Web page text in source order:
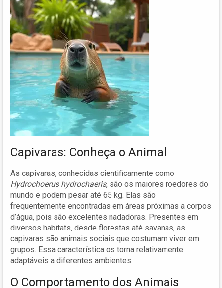
Capivaras: Conheça o Animal
As capivaras, conhecidas cientificamente como
Hydrochoerus hydrochaeris, são os maiores roedores do
mundo e podem pesar até 65 kg. Elas são
frequentemente encontradas em áreas próximas a corpos
d’água, pois são excelentes nadadoras. Presentes em
diversos habitats, desde florestas até savanas, as
capivaras são animais sociais que costumam viver em
grupos. Essa característica os torna relativamente
adaptáveis a diferentes ambientes.
O Comportamento dos Animais